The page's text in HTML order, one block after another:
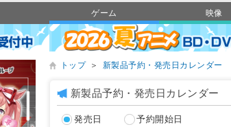
ゲーム 映像
トップ ＞ 新製品予約・発売日カレンダー
新製品予約・発売日カレンダー
発売日 予約開始日